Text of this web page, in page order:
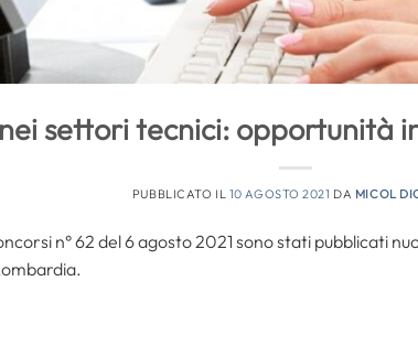
settori tecnici: opportunità
PUBBLICATO IL 10 AGOSTO 2021 DA MICOL
n° 62 del 6 agosto 2021 sono stati pubblicati